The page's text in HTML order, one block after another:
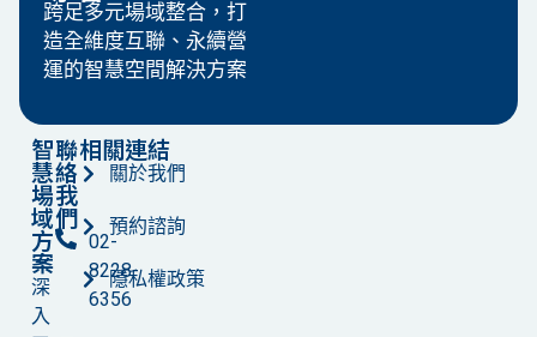
跨足多元場域整合，打
造全維度互聯、永續營
運的智慧空間解決方案
智
慧
場
域
方
案
深
入
聯
絡
我
們
02-
8228-
6356
相關連結
關於我們
預約諮詢
隱私權政策